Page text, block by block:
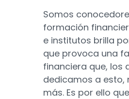
Somos
formación
e institutos brilla
que provoca una
financiera que, los
dedicamos a esto,
más. Es por ello